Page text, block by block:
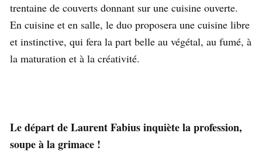
trentaine de couverts donnant sur une cuisine ouverte.
En cuisine et en salle, le duo proposera une cuisine libre
et instinctive, qui fera la part belle au végétal, au fumé, à
la maturation et à la créativité.
Le départ de Laurent Fabius inquiète la profession,
soupe à la grimace !